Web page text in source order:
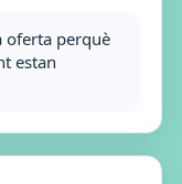
oferta perquè
estan